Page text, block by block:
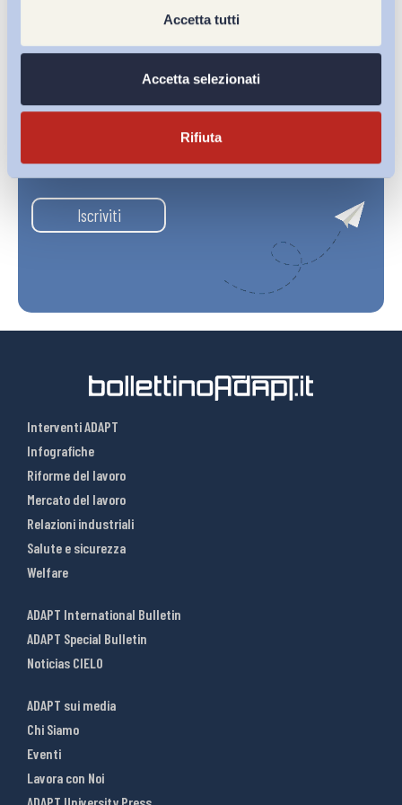
Accetta tutti
Accetta selezionati
Rifiuta
Ho letto e Accetto il trattamento dei dati personali descritti
sulla pagina dellaPrivacy Policy
Iscriviti
Interventi ADAPT
Infografiche
Riforme del lavoro
Mercato del lavoro
Relazioni industriali
Salute e sicurezza
Welfare
ADAPT International Bulletin
ADAPT Special Bulletin
Noticias CIELO
ADAPT sui media
Chi Siamo
Eventi
Lavora con Noi